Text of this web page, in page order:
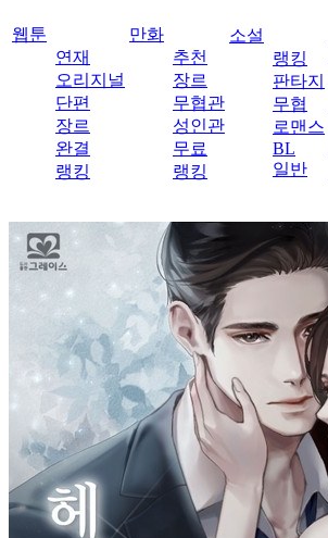
웹툰
연재
오리지널
단편
장르
완결
랭킹
만화
추천
장르
무협관
성인관
무료
랭킹
소설
랭킹
판타지
무협
로맨스
BL
일반